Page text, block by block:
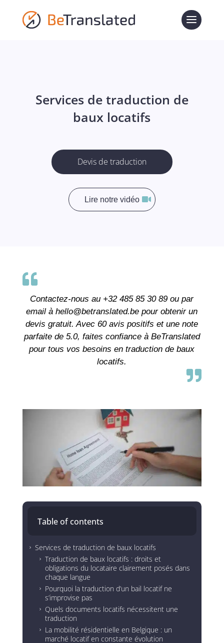
Services de traduction de
baux locatifs
Devis de traduction
Lire notre vidéo

Contactez-nous au +32 485 85 30 89 ou par
email à hello@betranslated.be pour obtenir un
devis gratuit. Avec 60 avis positifs et une note
parfaite de 5.0, faites confiance à BeTranslated
pour tous vos besoins en traduction de baux
locatifs.

Table of contents
5 Services de traduction de baux locatifs
5
Traduction de baux locatifs : droits et
obligations du locataire clairement posés dans
chaque langue
5
Pourquoi la traduction d’un bail locatif ne
s’improvise pas
5
Quels documents locatifs nécessitent une
traduction
5
La mobilité résidentielle en Belgique : un
marché locatif en constante évolution